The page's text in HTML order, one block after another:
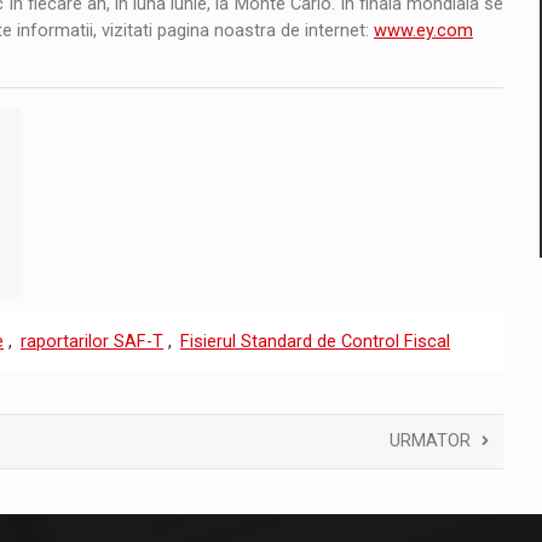
informatii, vizitati pagina noastra de internet: www.ey.com
, raportarilor SAF-T , Fisierul Standard de Control Fiscal
URMATOR